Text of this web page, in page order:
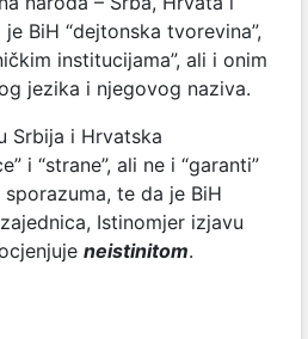
BiH “dejtonska tvorevina”,
institucijama”, ali i onim
jezika i njegovog naziva.
Srbija i Hrvatska
i “strane”, ali ne i “garanti”
te da je BiH
Istinomjer izjavu
neistinitom.